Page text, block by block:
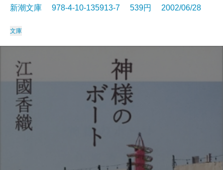
新潮文庫 978-4-10-135913-7 539円 2002/06/28
文庫